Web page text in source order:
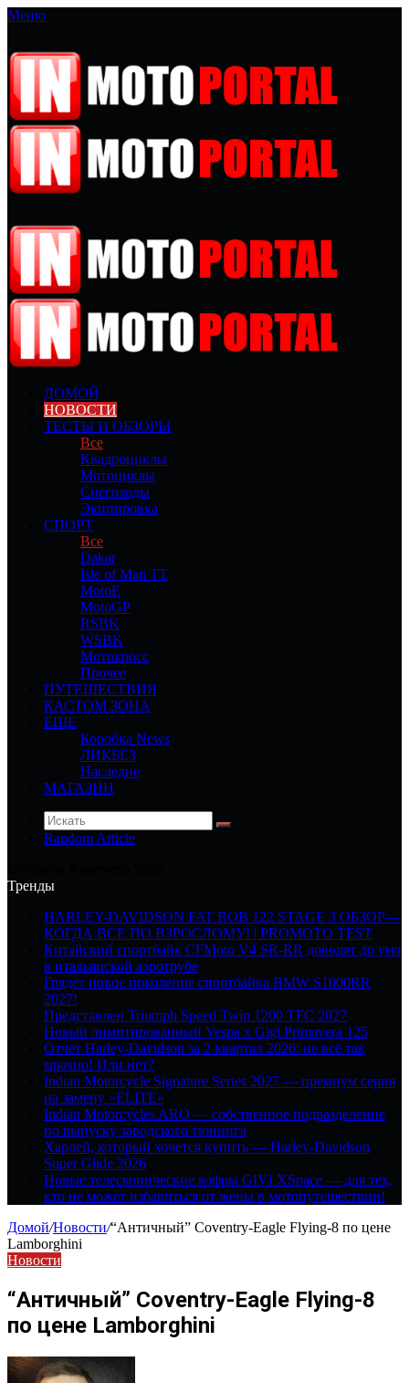
Меню
ДОМОЙ
НОВОСТИ
ТЕСТЫ И ОБЗОРЫ
Все
Квадроциклы
Мотоциклы
Снегоходы
Экипировка
СПОРТ
Все
Dakar
Isle of Man TT
MotoE
MotoGP
RSBK
WSBK
Мотокросс
Прочее
ПУТЕШЕСТВИЯ
КАСТОМ ЗОНА
ЕЩЕ
Коробка News
ЛИКБЕЗ
Наследие
МАГАЗИН
Random Article
Тренды
HARLEY-DAVIDSON FAT BOB 122 STAGE 3 ОБЗОР—
КОГДА ВСЕ ПО ВЗРОСЛОМУ! | PROMOTO TEST
Китайский спортбайк CFMoto V4 SR-RR доводят до ума
в итальянской аэротрубе
Грядет новое поколение спортбайка BMW S1000RR
2027!
Представлен Triumph Speed Twin 1200 TFC 2027
Новый лимитированный Vespa x Gigi Primavera 125
Отчёт Harley-Davidson за 2 квартал 2026: не всё так
мрачно! Или нет?
Indian Motorcycle Signature Series 2027 — премиум серия
на замену «ELITE»
Indian Motorcycles ARO — собственное подразделение
по выпуску заводского тюнинга
Харлей, который хочется купить — Harley-Davidson
Super Glide 2026
Новые телескопические кофры GIVI XSpace — для тех,
кто не может избавиться от жены в мотопутешествии!
Домой/Новости/“Античный” Coventry-Eagle Flying-8 по цене
Lamborghini
Новости
“Античный” Coventry-Eagle Flying-8
по цене Lamborghini